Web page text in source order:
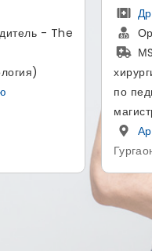
в
сустава,
MCh -
Дели ,